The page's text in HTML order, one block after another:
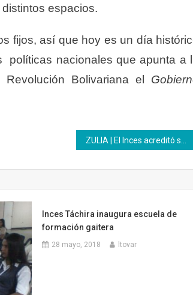
espacios.
fijos, así que hoy es un día
políticas nacionales que apunta a
Bolivariana el
Inces Táchira inaugura escuela de
formación gaitera
28 mayo, 2018 ltovar